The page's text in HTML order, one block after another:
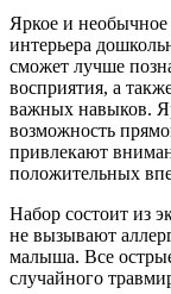
Яркое и
интерьера
сможет лучше
восприятия, а
важных навыков.
возможность
привлекают
положительных
Набор состоит из
не вызывают
малыша. Все
случайного